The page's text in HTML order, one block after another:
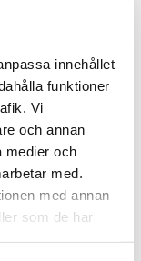
innehållet
funktioner
Vi
och annan
medier och
med.
med annan
som de har
Lägg till